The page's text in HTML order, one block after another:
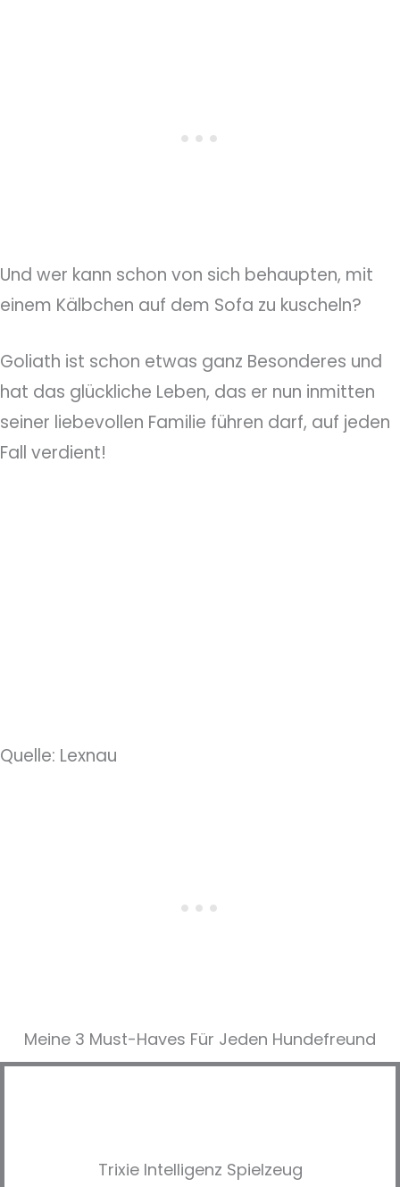
Und wer kann schon von sich behaupten, mit
einem Kälbchen auf dem Sofa zu kuscheln?
Goliath ist schon etwas ganz Besonderes und
hat das glückliche Leben, das er nun inmitten
seiner liebevollen Familie führen darf, auf jeden
Fall verdient!
Quelle: Lexnau
Meine 3 Must-Haves Für Jeden Hundefreund​
Trixie Intelligenz Spielzeug